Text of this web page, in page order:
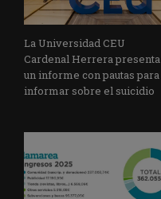
La Universidad CEU
Cardenal Herrera presenta
un informe con pautas para
informar sobre el suicidio